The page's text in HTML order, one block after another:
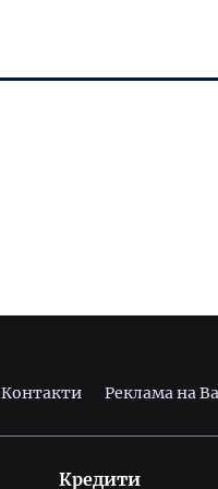
Контакти Реклама на
Кредити